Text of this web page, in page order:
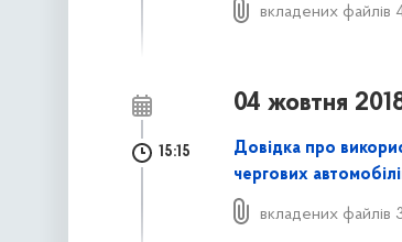
вкладених файлів
04 жовтня
15:15
Довідка про
чергових
вкладених файлів